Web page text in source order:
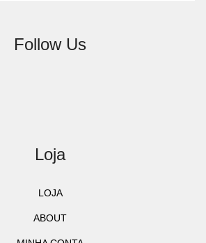
Follow Us
Loja
LOJA
ABOUT